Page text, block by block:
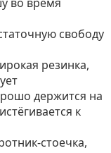
свободу
резинка,
держится на
к
стоечка,